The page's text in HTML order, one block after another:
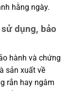
hằng ngày.
dụng, bảo
hành và chứng
sản xuất về
rắn hay ngâm